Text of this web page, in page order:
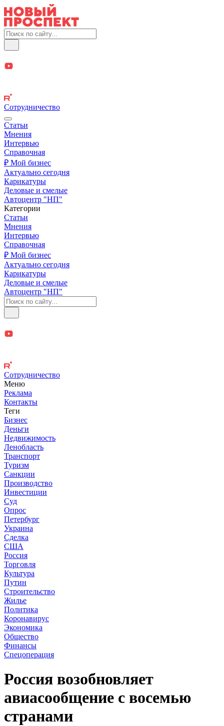
Сотрудничество
Статьи
Мнения
Интервью
Справочная
₽ Мой бизнес
Актуально сегодня
Карикатуры
Деловые и смелые
Автоцентр "НП"
Категории
Статьи
Мнения
Интервью
Справочная
₽ Мой бизнес
Актуально сегодня
Карикатуры
Деловые и смелые
Автоцентр "НП"
Сотрудничество
Меню
Реклама
Контакты
Теги
Бизнес
Деньги
Недвижимость
Ленобласть
Транспорт
Туризм
Санкции
Производство
Инвестиции
Суд
Опрос
Петербург
Украина
Сделка
США
Россия
Торговля
Культура
Путин
Строительство
Жилье
Политика
Коронавирус
Экономика
Общество
Финансы
Спецоперация
Россия возобновляет
авиасообщение с восемью
странами